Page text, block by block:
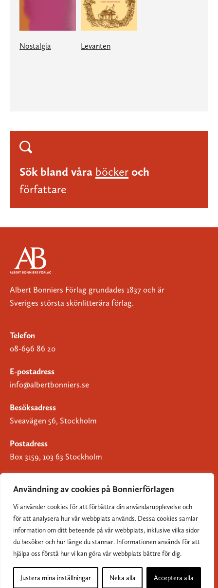
Användning av cookies på Bonnierförlagen
Vi använder cookies för att förbättra din användarupplevelse och
för att analysera hur vår webbplats används. Dessa cookies samlar
information om ditt beteende på vår webbplats, inklusive vilka sidor
du besöker och hur länge du stannar. Informationen används för att
hjälpa oss förstå hur vi kan göra vår webbplats bättre för dig.
Justera mina inställningar Neka alla Acceptera alla
Nostalgia Levanten
Sök bland våra böcker och
författare
Albert Bonniers Förlag grundades 1837 och är
Sveriges största skönlitterära förlag.
Telefon
08-696 86 20
E-postadress
info@albertbonniers.se
Besöksadress
Sveavägen 56, Stockholm
Postadress
Box 3159, 103 63 Stockholm
Om Bonnierförlagen
Cookies
Integritetspolicy